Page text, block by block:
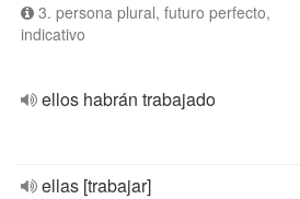
3. persona plural, futuro perfecto,
indicativo
ellos habrán trabajado
ellas [trabajar]